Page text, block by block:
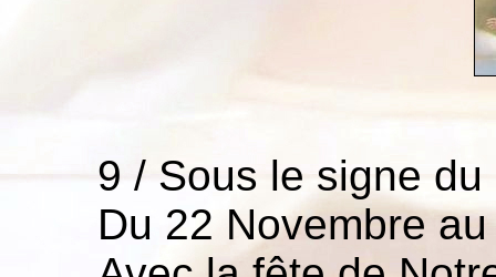
9 / Sous le signe
Du 22 Novembre